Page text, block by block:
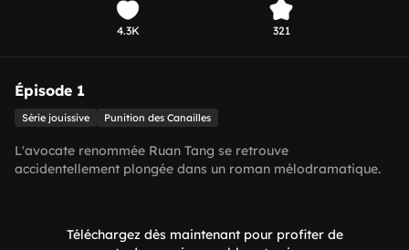
4.3K 321
Épisode 1
Série jouissive Punition des Canailles
L'avocate renommée Ruan Tang se retrouve
accidentellement plongée dans un roman mélodramatique.
personnages ignobles, accumulant des points de justice pour
Téléchargez dès maintenant pour profiter de